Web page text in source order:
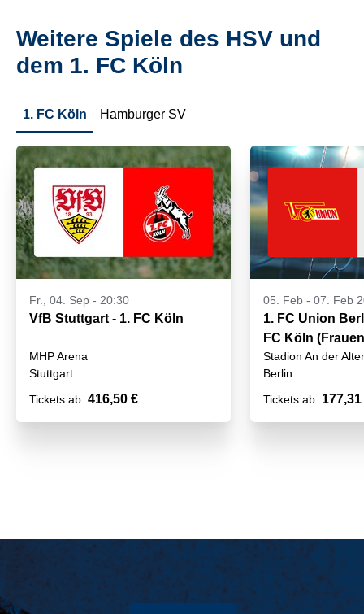
Weitere Spiele des HSV und
dem 1. FC Köln
1. FC Köln Hamburger SV
Fr., 04. Sep - 20:30
VfB Stuttgart - 1. FC Köln
MHP Arena
Stuttgart
Tickets ab 416,50 €
05. Feb - 07. Feb
1. FC Union
FC Köln
Stadion An der
Berlin
Tickets ab 177,31